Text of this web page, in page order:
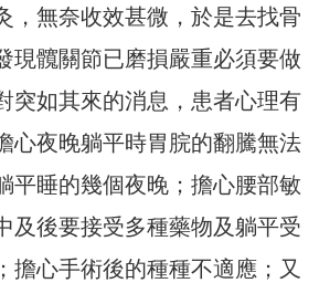
，無奈收效甚微，於是去找骨
現髖關節已磨損嚴重必須要做
突如其來的消息，患者心理有
心夜晚躺平時胃脘的翻騰無法
平睡的幾個夜晚；擔心腰部敏
及後要接受多種藥物及躺平受
擔心手術後的種種不適應；又